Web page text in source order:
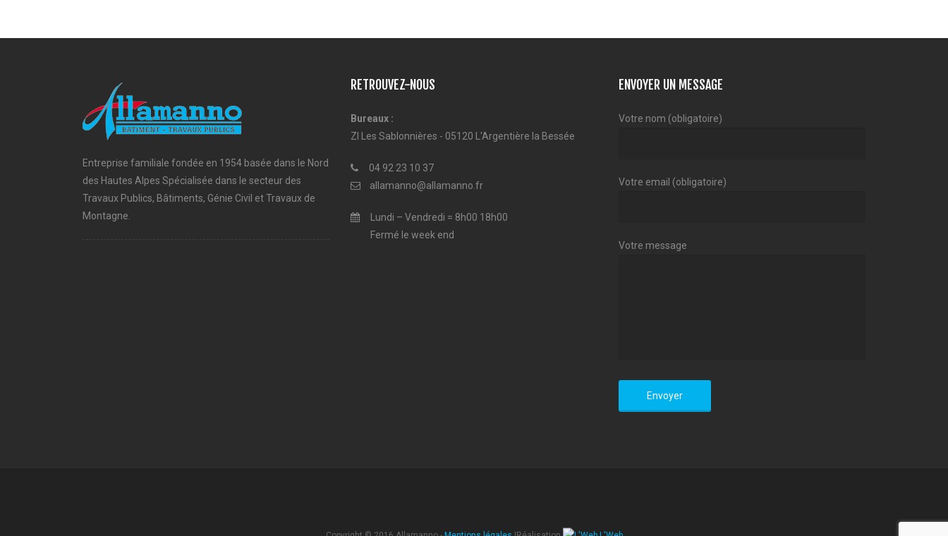
Entreprise familiale fondée en 1954 basée dans le Nord
des Hautes Alpes Spécialisée dans le secteur des
Travaux Publics, Bâtiments, Génie Civil et Travaux de
Montagne.
RETROUVEZ-NOUS
Bureaux :
ZI Les Sablonnières - 05120 L'Argentière la Bessée
04 92 23 10 37
allamanno@allamanno.fr
Lundi – Vendredi = 8h00 18h00
Fermé le week end
ENVOYER UN MESSAGE
Votre nom (obligatoire)
Votre email (obligatoire)
Votre message